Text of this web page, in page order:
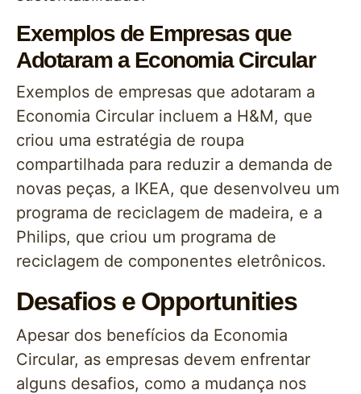
Exemplos de Empresas que
Adotaram a Economia Circular
Exemplos de empresas que adotaram a
Economia Circular incluem a H&M, que
criou uma estratégia de roupa
compartilhada para reduzir a demanda de
novas peças, a IKEA, que desenvolveu um
programa de reciclagem de madeira, e a
Philips, que criou um programa de
reciclagem de componentes eletrônicos.
Desafios e Opportunities
Apesar dos benefícios da Economia
Circular, as empresas devem enfrentar
alguns desafios, como a mudança nos